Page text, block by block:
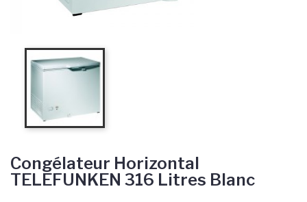
Congélateur Horizontal
TELEFUNKEN 316 Litres Blanc